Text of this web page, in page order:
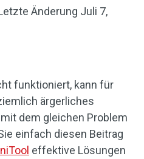
Änderung Juli 7,
funktioniert, kann für
ärgerliches
dem gleichen Problem
einfach diesen Beitrag
effektive Lösungen